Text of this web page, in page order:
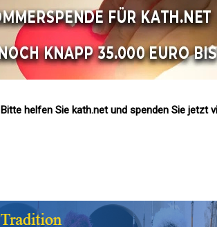
Bitte helfen Sie kath.net und spenden Sie jetzt